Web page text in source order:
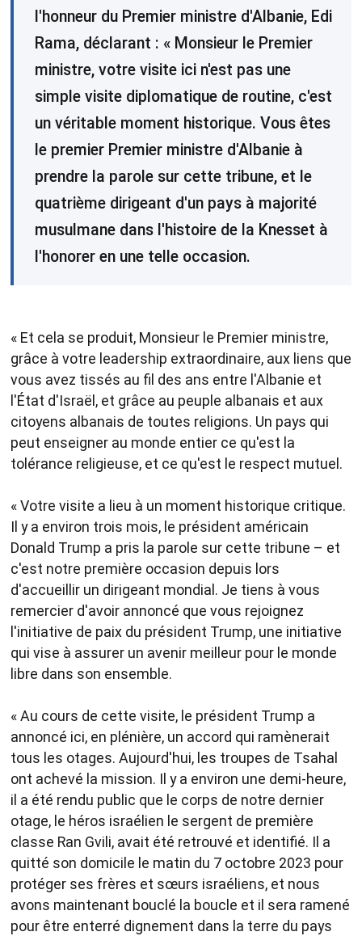
l'honneur du Premier ministre d'Albanie, Edi
Rama, déclarant : « Monsieur le Premier
ministre, votre visite ici n'est pas une
simple visite diplomatique de routine, c'est
un véritable moment historique. Vous êtes
le premier Premier ministre d'Albanie à
prendre la parole sur cette tribune, et le
quatrième dirigeant d'un pays à majorité
musulmane dans l'histoire de la Knesset à
l'honorer en une telle occasion.
« Et cela se produit, Monsieur le Premier ministre,
grâce à votre leadership extraordinaire, aux liens que
vous avez tissés au fil des ans entre l'Albanie et
l'État d'Israël, et grâce au peuple albanais et aux
citoyens albanais de toutes religions. Un pays qui
peut enseigner au monde entier ce qu'est la
tolérance religieuse, et ce qu'est le respect mutuel.
« Votre visite a lieu à un moment historique critique.
Il y a environ trois mois, le président américain
Donald Trump a pris la parole sur cette tribune – et
c'est notre première occasion depuis lors
d'accueillir un dirigeant mondial. Je tiens à vous
remercier d'avoir annoncé que vous rejoignez
l'initiative de paix du président Trump, une initiative
qui vise à assurer un avenir meilleur pour le monde
libre dans son ensemble.
« Au cours de cette visite, le président Trump a
annoncé ici, en plénière, un accord qui ramènerait
tous les otages. Aujourd'hui, les troupes de Tsahal
ont achevé la mission. Il y a environ une demi-heure,
il a été rendu public que le corps de notre dernier
otage, le héros israélien le sergent de première
classe Ran Gvili, avait été retrouvé et identifié. Il a
quitté son domicile le matin du 7 octobre 2023 pour
protéger ses frères et sœurs israéliens, et nous
avons maintenant bouclé la boucle et il sera ramené
pour être enterré dignement dans la terre du pays